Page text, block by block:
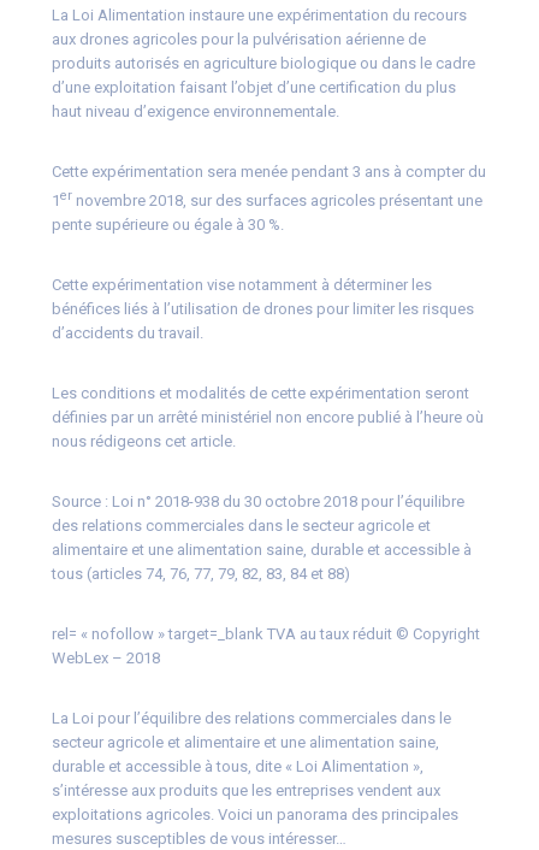
La Loi Alimentation instaure une expérimentation du recours
aux drones agricoles pour la pulvérisation aérienne de
produits autorisés en agriculture biologique ou dans le cadre
d’une exploitation faisant l’objet d’une certification du plus
haut niveau d’exigence environnementale.
Cette expérimentation sera menée pendant 3 ans à compter du
1er novembre 2018, sur des surfaces agricoles présentant une
pente supérieure ou égale à 30 %.
Cette expérimentation vise notamment à déterminer les
bénéfices liés à l’utilisation de drones pour limiter les risques
d’accidents du travail.
Les conditions et modalités de cette expérimentation seront
définies par un arrêté ministériel non encore publié à l’heure où
nous rédigeons cet article.
Source : Loi n° 2018-938 du 30 octobre 2018 pour l’équilibre
des relations commerciales dans le secteur agricole et
alimentaire et une alimentation saine, durable et accessible à
tous (articles 74, 76, 77, 79, 82, 83, 84 et 88)
rel= « nofollow » target=_blank TVA au taux réduit © Copyright
WebLex – 2018
La Loi pour l’équilibre des relations commerciales dans le
secteur agricole et alimentaire et une alimentation saine,
durable et accessible à tous, dite « Loi Alimentation »,
s’intéresse aux produits que les entreprises vendent aux
exploitations agricoles. Voici un panorama des principales
mesures susceptibles de vous intéresser…